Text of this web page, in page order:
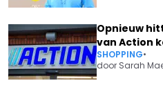
Opnieuw
van Action
SHOPPING•
door Sarah